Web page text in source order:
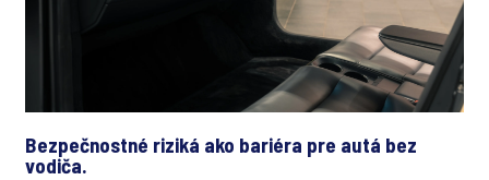
Bezpečnostné riziká ako bariéra pre autá bez
vodiča.